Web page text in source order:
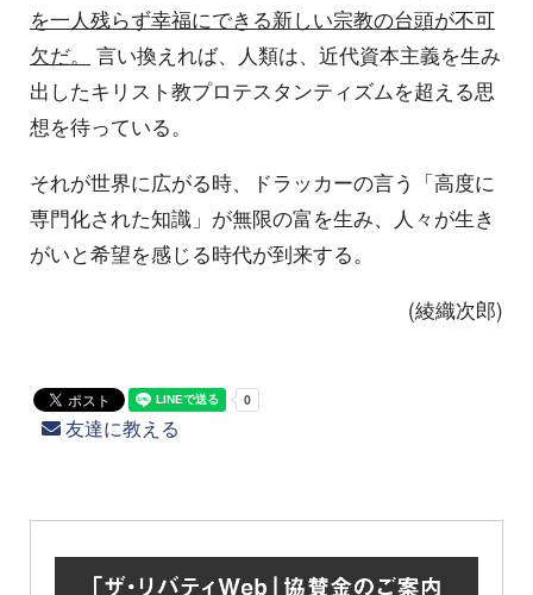
を一人残らず幸福にできる新しい宗教の台頭が不可
欠だ。
言い換えれば、人類は、近代資本主義を生み
出したキリスト教プロテスタンティズムを超える思
想を待っている。
それが世界に広がる時、ドラッカーの言う「高度に
専門化された知識」が無限の富を生み、人々が生き
がいと希望を感じる時代が到来する。
(綾織次郎)
友達に教える